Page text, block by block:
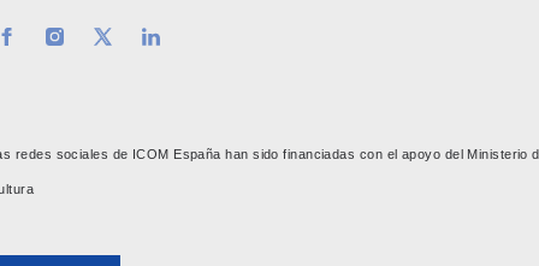
redes sociales de ICOM España han sido financiadas con el apoyo del Ministerio